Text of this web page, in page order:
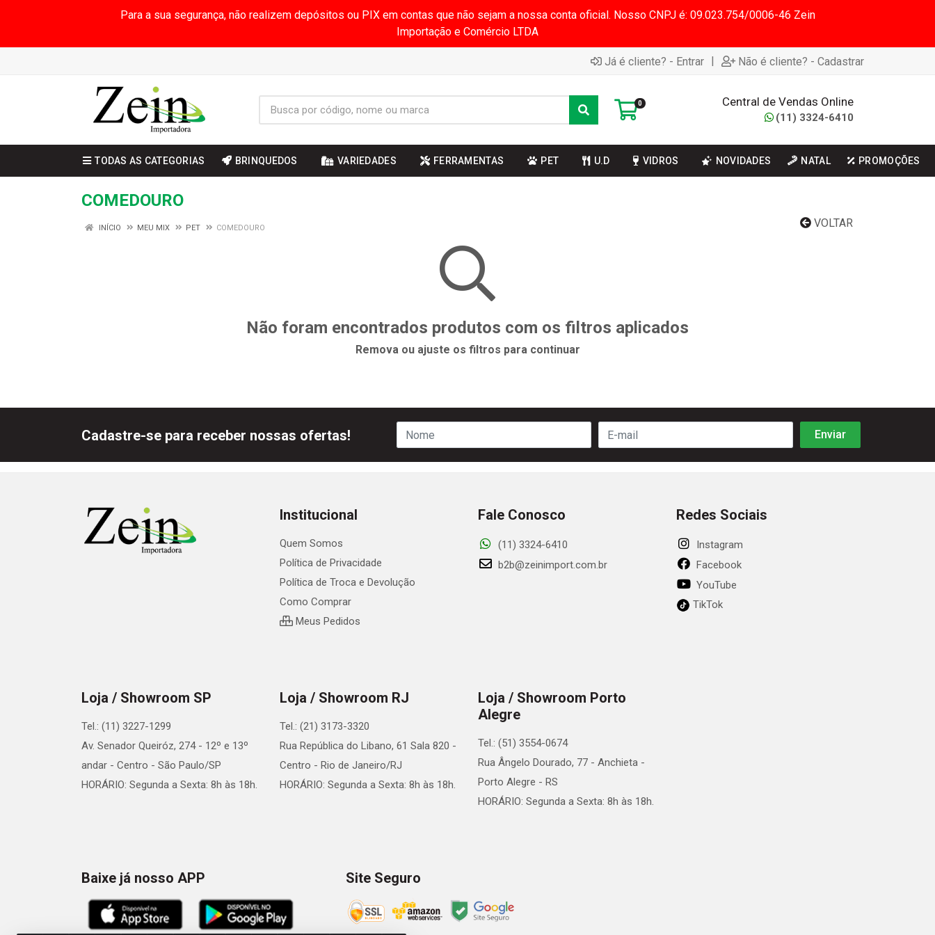
Para a sua segurança, não realizem depósitos ou PIX em contas que não sejam a nossa conta oficial. Nosso CNPJ é: 09.023.754/0006-46 Zein
Importação e Comércio LTDA
Já é cliente? - Entrar | Não é cliente? - Cadastrar
0 Central de Vendas Online
(11) 3324-6410
TODAS AS CATEGORIAS BRINQUEDOS VARIEDADES FERRAMENTAS PET U.D VIDROS NOVIDADES NATAL PROMOÇÕES
COMEDOURO
VOLTAR
INÍCIO MEU MIX PET COMEDOURO
Não foram encontrados produtos com os filtros aplicados
Remova ou ajuste os filtros para continuar
Cadastre-se para receber nossas ofertas!
Institucional
Quem Somos
Política de Privacidade
Política de Troca e Devolução
Como Comprar
Meus Pedidos
Fale Conosco
(11) 3324-6410
b2b@zeinimport.com.br
Redes Sociais
Instagram
Facebook
YouTube
TikTok
Loja / Showroom SP
Tel.: (11) 3227-1299
Av. Senador Queiróz, 274 - 12º e 13º
andar - Centro - São Paulo/SP
HORÁRIO: Segunda a Sexta: 8h às 18h.
Loja / Showroom RJ
Tel.: (21) 3173-3320
Rua República do Libano, 61 Sala 820 -
Centro - Rio de Janeiro/RJ
HORÁRIO: Segunda a Sexta: 8h às 18h.
Loja / Showroom Porto
Alegre
Tel.: (51) 3554-0674
Rua Ângelo Dourado, 77 - Anchieta -
Porto Alegre - RS
HORÁRIO: Segunda a Sexta: 8h às 18h.
Baixe já nosso APP Site Seguro